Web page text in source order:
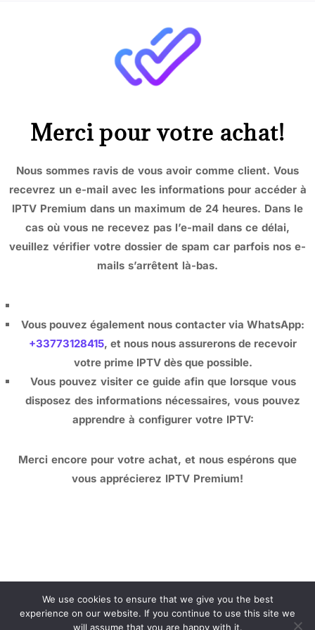
Merci pour votre achat!
Nous sommes ravis de vous avoir comme client. Vous
recevrez un e-mail avec les informations pour accéder à
IPTV Premium dans un maximum de 24 heures. Dans le
cas où vous ne recevez pas l’e-mail dans ce délai,
veuillez vérifier votre dossier de spam car parfois nos e-
mails s’arrêtent là-bas.
Vous pouvez également nous contacter via WhatsApp:
+33773128415, et nous nous assurerons de recevoir
votre prime IPTV dès que possible.
Vous pouvez visiter ce guide afin que lorsque vous
disposez des informations nécessaires, vous pouvez
apprendre à configurer votre IPTV:
Merci encore pour votre achat, et nous espérons que
vous apprécierez IPTV Premium!
© 2024 Copyrights byTv Smarters Pro.All Rights Reserved.
Tv Smarters Pro
We use cookies to ensure that we give you the best
experience on our website. If you continue to use this site we
will assume that you are happy with it.